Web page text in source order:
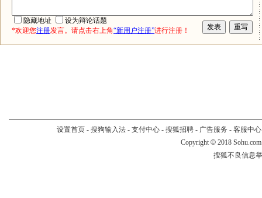
隐藏地址
设为辩论话题
*欢迎您注册发言。请点击右上角“新用户注册”进行注册！
设置首页- 搜狗输入法- 支付中心- 搜狐招聘- 广告服务 - 客服中心
Copyright © 2018
搜狐不良信息